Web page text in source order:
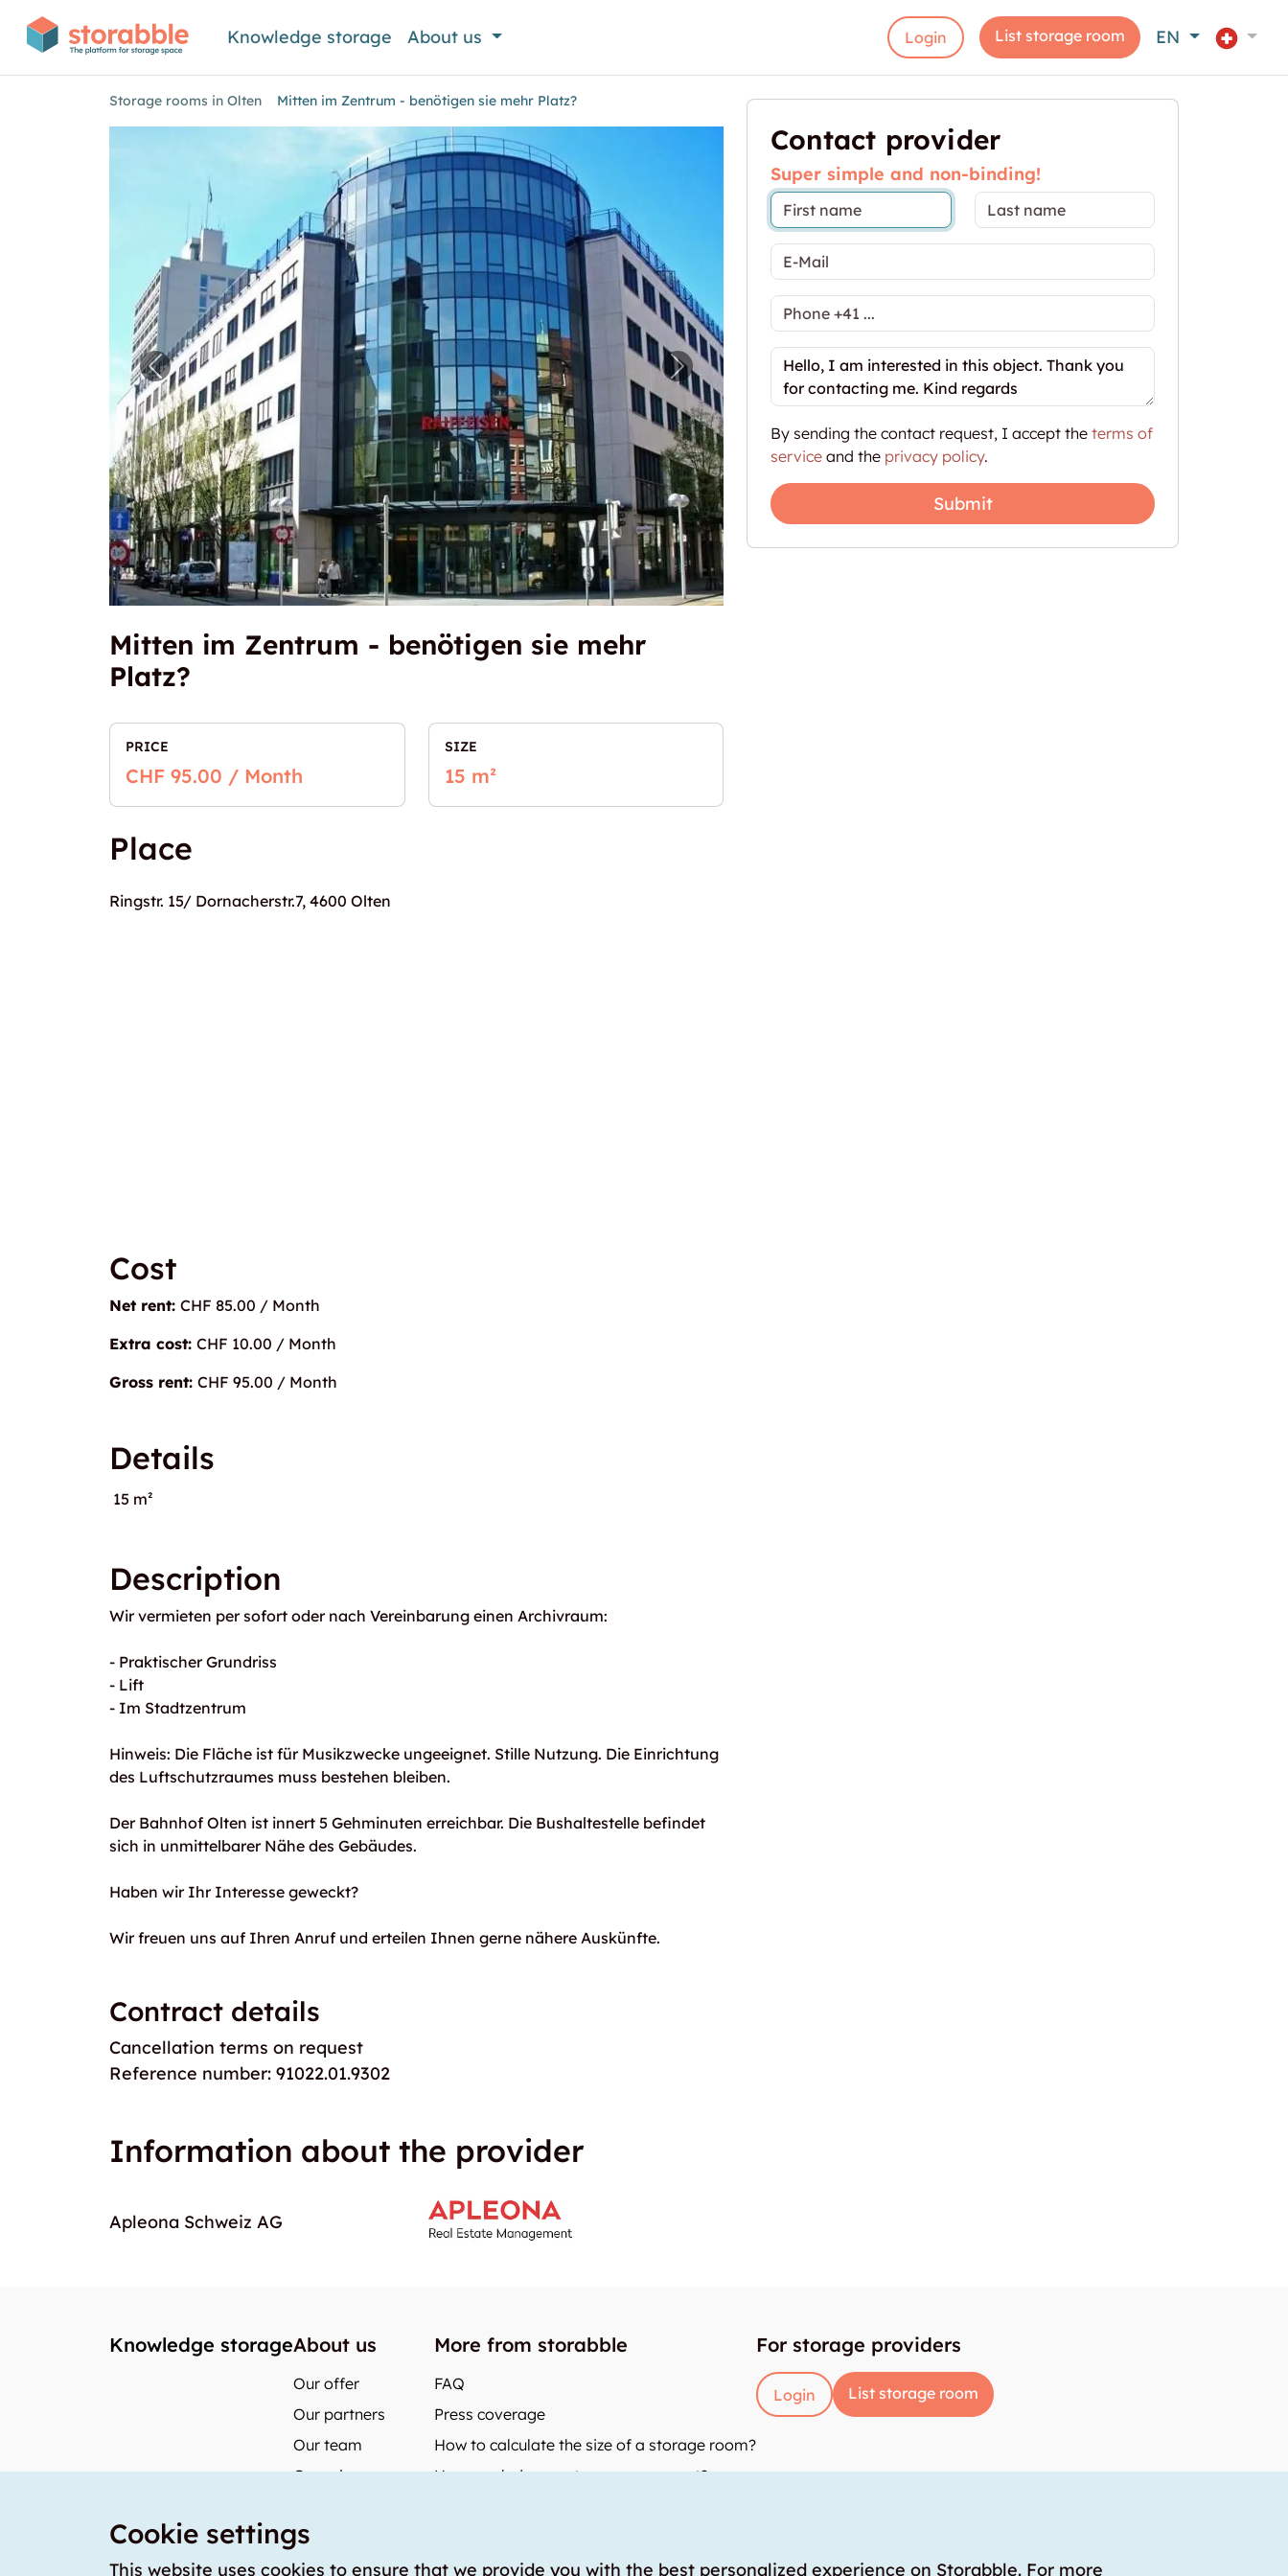
Knowledge storage About us Login List storage room EN
Storage rooms in Olten Mitten im Zentrum - benötigen sie mehr Platz?
Previous image for "Mitten im Zentrum - benötigen sie mehr Platz?"Next image for "Mitten im Zentrum - benötigen sie mehr Platz?"
Mitten im Zentrum - benötigen sie mehr
Platz?
PRICE
CHF 95.00 / Month
SIZE
15 m²
Place
Ringstr. 15/ Dornacherstr.7, 4600 Olten
Cost
Net rent: CHF 85.00 / Month
Extra cost: CHF 10.00 / Month
Gross rent: CHF 95.00 / Month
Details
15 m²
Description
Wir vermieten per sofort oder nach Vereinbarung einen Archivraum:
- Praktischer Grundriss
- Lift
- Im Stadtzentrum
Hinweis: Die Fläche ist für Musikzwecke ungeeignet. Stille Nutzung. Die Einrichtung
des Luftschutzraumes muss bestehen bleiben.
Der Bahnhof Olten ist innert 5 Gehminuten erreichbar. Die Bushaltestelle befindet
sich in unmittelbarer Nähe des Gebäudes.
Haben wir Ihr Interesse geweckt?
Wir freuen uns auf Ihren Anruf und erteilen Ihnen gerne nähere Auskünfte.
Contract details
Cancellation terms on request
Reference number: 91022.01.9302
Information about the provider
Apleona Schweiz AG
Contact provider
Super simple and non-binding!
By sending the contact request, I accept the terms of
service and the privacy policy.
Submit
Knowledge storageAbout us
Our offer
Our partners
Our team
Our prices
storabble Austria
storabble France
More from storabble
FAQ
Press coverage
How to calculate the size of a storage room?
How much does a storage room cost?
For storage providers
Login List storage room
Cookie settings
This website uses cookies to ensure that we provide you with the best personalized experience on Storabble. For more